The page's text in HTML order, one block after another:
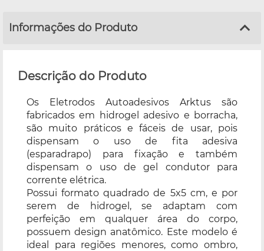
Informações do Produto
Descrição do Produto
Os Eletrodos Autoadesivos Arktus são
fabricados em hidrogel adesivo e borracha,
são muito práticos e fáceis de usar, pois
dispensam o uso de fita adesiva
(esparadrapo) para fixação e também
dispensam o uso de gel condutor para
corrente elétrica.
Possui formato quadrado de 5x5 cm, e por
serem de hidrogel, se adaptam com
perfeição em qualquer área do corpo,
possuem design anatômico. Este modelo é
ideal para regiões menores, como ombro,